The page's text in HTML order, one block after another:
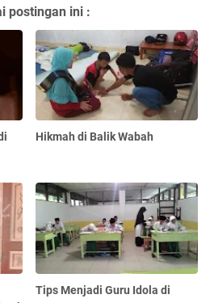
postingan ini :
Hikmah di Balik Wabah
Tips Menjadi Guru Idola di